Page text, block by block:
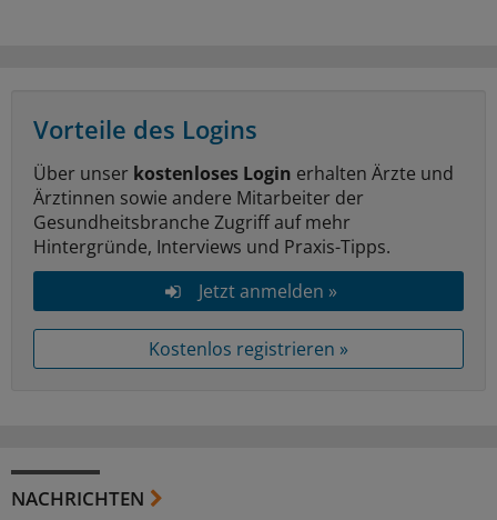
Vorteile des Logins
Über unser kostenloses Login erhalten Ärzte und
Ärztinnen sowie andere Mitarbeiter der
Gesundheitsbranche Zugriff auf mehr
Hintergründe, Interviews und Praxis-Tipps.
Jetzt anmelden »
Kostenlos registrieren »
NACHRICHTEN